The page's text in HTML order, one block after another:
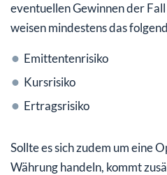
eventuellen Gewinnen der
weisen mindestens das
Emittentenrisiko
Kursrisiko
Ertragsrisiko
Sollte es sich zudem um eine
Währung handeln, kommt